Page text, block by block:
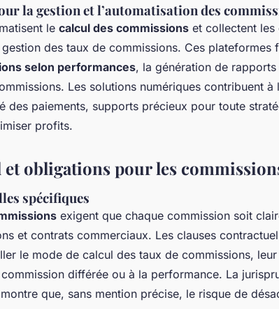
la gestion et l’automatisation des
le calcul des commissions et collectent les
des taux de commissions. Ces plateformes
selon performances, la génération de rapports
Les solutions numériques contribuent à
des paiements, supports précieux pour toute
profits.
et obligations pour les
spécifiques
exigent que chaque commission soit
et contrats commerciaux. Les clauses
le mode de calcul des taux de commissions,
différée ou à la performance. La
que, sans mention précise, le risque de